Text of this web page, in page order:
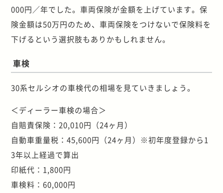
000円／年でした。車両保険が金額を上げています。保
険金額は50万円のため、車両保険をつけないで保険料を
下げるという選択肢もありかもしれません。
車検
30系セルシオの車検代の相場を見ていきましょう。
＜ディーラー車検の場合＞
自賠責保険：20,010円（24ヶ月）
自動車重量税：45,600円（24ヶ月）※初年度登録から1
3年以上経過で算出
印紙代：1,800円
車検料：60,000円